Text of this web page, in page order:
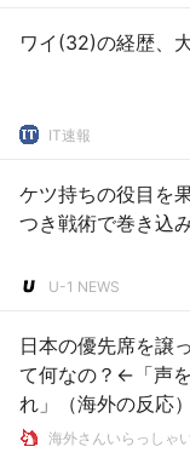
ワイ(32)の経歴、
IT速報
ケツ持ちの役目を
つき戦術で巻き込
U-1 NEWS
日本の優先席を譲
て何なの？←「声
れ」（海外の反応）
海外さんいらっし